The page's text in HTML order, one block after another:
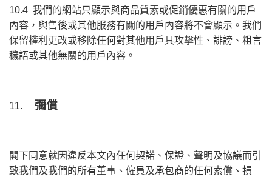
10.4 我們的網站只顯示與商品質素或促銷優惠有關的用戶
內容，與售後或其他服務有關的用戶內容將不會顯示。我們
保留權利更改或移除任何對其他用戶具攻擊性、誹謗、粗言
穢語或其他無關的用戶內容。
11. 彌償
閣下同意就因違反本文內任何契諾、保證、聲明及協議而引
致我們及我們的所有董事、僱員及承包商的任何索償、損